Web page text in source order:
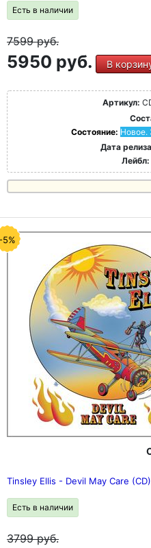
Есть в наличии
7599руб.
5950 руб. В
Артикул:
Состояние: Новое.
Дата
Лейбл:
5%
Tinsley Ellis - Devil May Care (CD)
Есть в наличии
3799руб.